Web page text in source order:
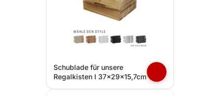
Schublade für unsere
Regalkisten I 37x29x15,7cm